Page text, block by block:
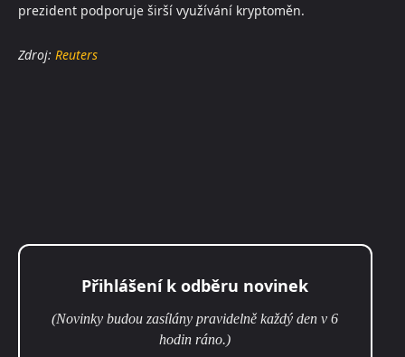
prezident podporuje širší využívání kryptoměn.
Zdroj: Reuters
Přihlášení k odběru novinek
(Novinky budou zasílány pravidelně každý den v 6
hodin ráno.)